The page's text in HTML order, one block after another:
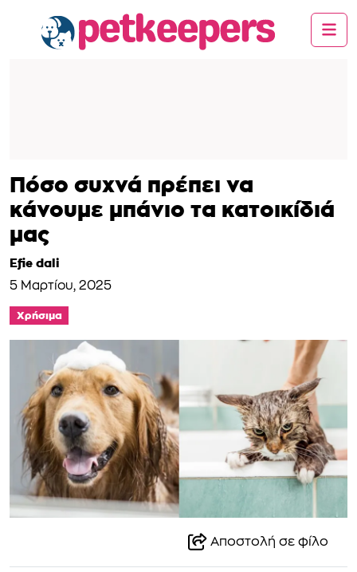
Πόσο συχνά πρέπει να
κάνουμε μπάνιο τα κατοικίδιά
μας
Efie dali
5 Μαρτίου, 2025
Χρήσιμα
Αποστολή σε φίλο